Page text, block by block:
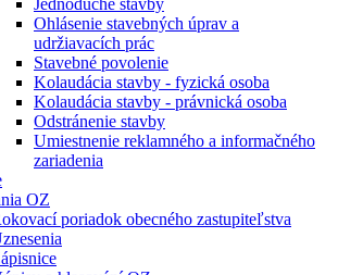
Jednoduché stavby
Ohlásenie stavebných úprav a
udržiavacích prác
Stavebné povolenie
Kolaudácia stavby - fyzická osoba
Kolaudácia stavby - právnická osoba
Odstránenie stavby
Umiestnenie reklamného a informačného
zariadenia
OZ
poriadok obecného zastupiteľstva